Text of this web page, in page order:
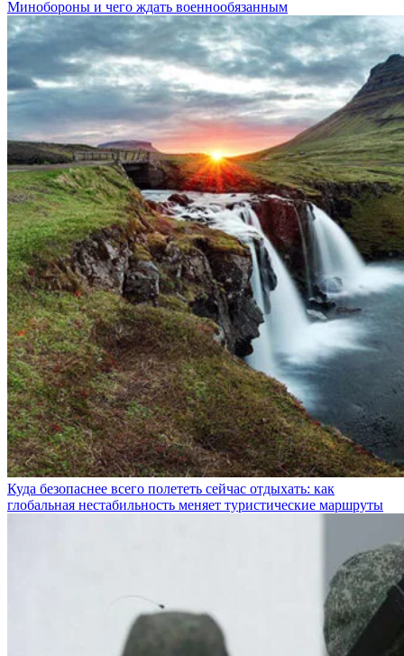
Минобороны и чего ждать военнообязанным
Куда безопаснее всего полететь сейчас отдыхать: как
глобальная нестабильность меняет туристические маршруты